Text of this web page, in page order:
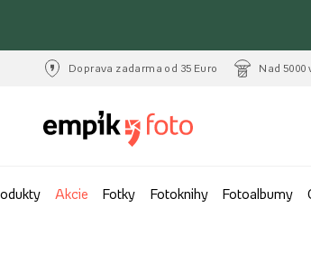
Doprava zadarma od 35 Euro Nad
Akcie Fotky Fotoknihy Fotoalbumy